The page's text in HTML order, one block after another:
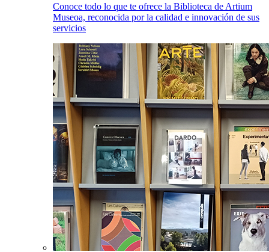
Conoce todo lo que te ofrece la Biblioteca de Artium
Museoa, reconocida por la calidad e innovación de sus
servicios